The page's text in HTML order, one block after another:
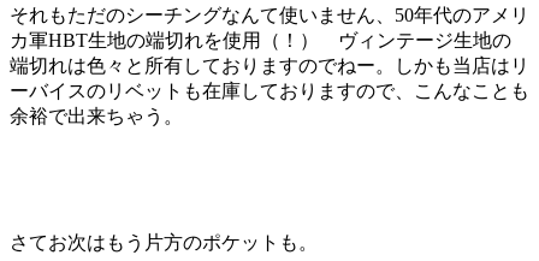
それもただのシーチングなんて使いません、50年代のアメリ
カ軍HBT生地の端切れを使用（！） ヴィンテージ生地の
端切れは色々と所有しておりますのでねー。しかも当店はリ
ーバイスのリベットも在庫しておりますので、こんなことも
余裕で出来ちゃう。
さてお次はもう片方のポケットも。